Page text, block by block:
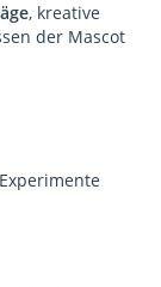
, kreative
der Mascot